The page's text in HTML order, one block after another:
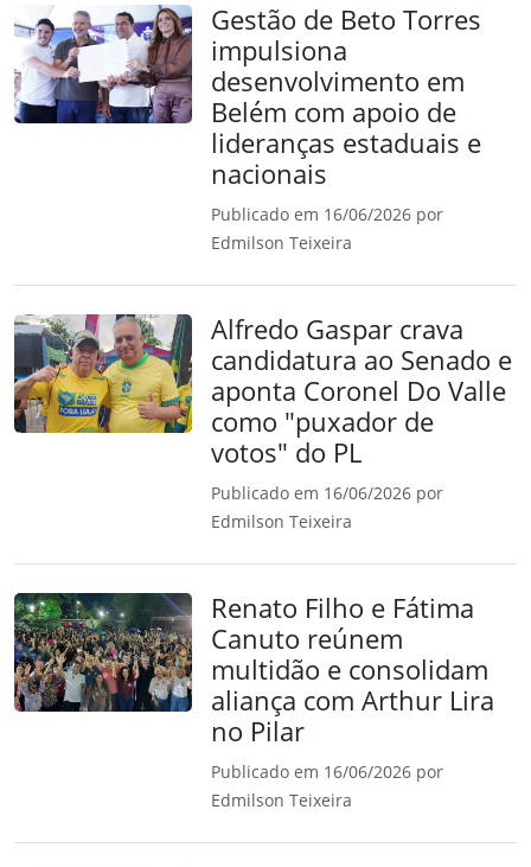
Gestão de Beto Torres
impulsiona
desenvolvimento em
Belém com apoio de
lideranças estaduais e
nacionais
Publicado em 16/06/2026 por
Edmilson Teixeira
Alfredo Gaspar crava
candidatura ao Senado e
aponta Coronel Do Valle
como "puxador de
votos" do PL
Publicado em 16/06/2026 por
Edmilson Teixeira
Renato Filho e Fátima
Canuto reúnem
multidão e consolidam
aliança com Arthur Lira
no Pilar
Publicado em 16/06/2026 por
Edmilson Teixeira